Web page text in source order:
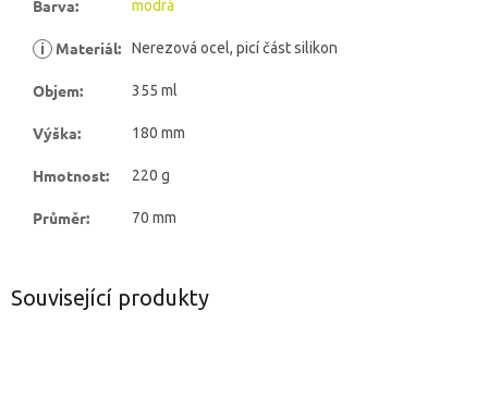
Barva: modrá
i Materiál: Nerezová ocel, picí část silikon
Objem: 355 ml
Výška: 180 mm
Hmotnost: 220 g
Průměr: 70 mm
Související produkty